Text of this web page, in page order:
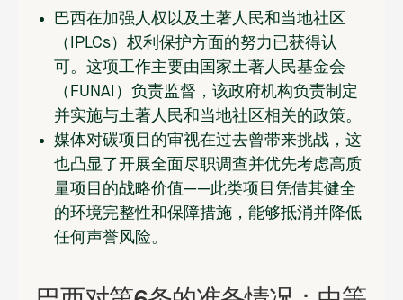
巴西在加强人权以及土著人民和当地社区
（IPLCs）权利保护方面的努力已获得认
可。这项工作主要由国家土著人民基金会
（FUNAI）负责监督，该政府机构负责制定
并实施与土著人民和当地社区相关的政策。
媒体对碳项目的审视在过去曾带来挑战，这
也凸显了开展全面尽职调查并优先考虑高质
量项目的战略价值——此类项目凭借其健全
的环境完整性和保障措施，能够抵消并降低
任何声誉风险。